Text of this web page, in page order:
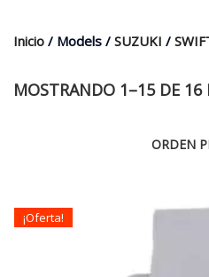
Inicio / Models / SUZUKI /
MOSTRANDO 1–15 DE 16
¡Oferta!